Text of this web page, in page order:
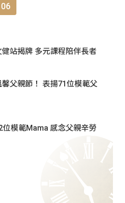
站揭牌 多元課程陪伴長者
父親節！ 表揚71位模範父
位模範Mama 感念父親辛勞